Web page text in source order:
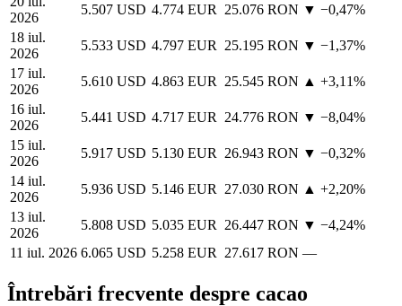
2026
5.507 USD 4.774 EUR 25.076 RON ▼ −0,47%
18 iul.
2026
5.533 USD 4.797 EUR 25.195 RON ▼ −1,37%
17 iul.
2026
5.610 USD 4.863 EUR 25.545 RON ▲ +3,11%
16 iul.
2026
5.441 USD 4.717 EUR 24.776 RON ▼ −8,04%
15 iul.
2026
5.917 USD 5.130 EUR 26.943 RON ▼ −0,32%
14 iul.
2026
5.936 USD 5.146 EUR 27.030 RON ▲ +2,20%
13 iul.
2026
5.808 USD 5.035 EUR 26.447 RON ▼ −4,24%
11 iul. 2026 6.065 USD 5.258 EUR 27.617 RON —
Întrebări frecvente despre cacao